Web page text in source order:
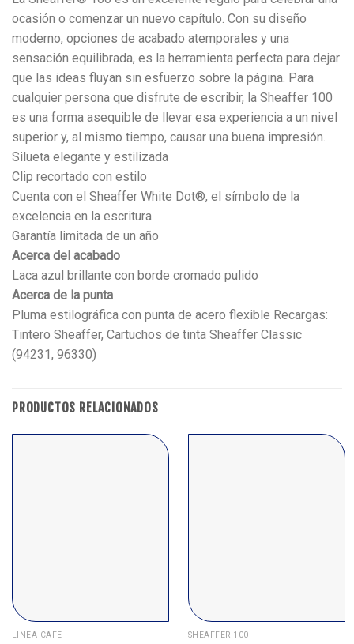
ocasión o comenzar un nuevo capítulo. Con su diseño
moderno, opciones de acabado atemporales y una
sensación equilibrada, es la herramienta perfecta para dejar
que las ideas fluyan sin esfuerzo sobre la página. Para
cualquier persona que disfrute de escribir, la Sheaffer 100
es una forma asequible de llevar esa experiencia a un nivel
superior y, al mismo tiempo, causar una buena impresión.
Silueta elegante y estilizada
Clip recortado con estilo
Cuenta con el Sheaffer White Dot®, el símbolo de la
excelencia en la escritura
Garantía limitada de un año
Acerca del acabado
Laca azul brillante con borde cromado pulido
Acerca de la punta
Pluma estilográfica con punta de acero flexible Recargas:
Tintero Sheaffer, Cartuchos de tinta Sheaffer Classic
(94231, 96330)
PRODUCTOS RELACIONADOS
LINEA CAFÉ SHEAFFER 100